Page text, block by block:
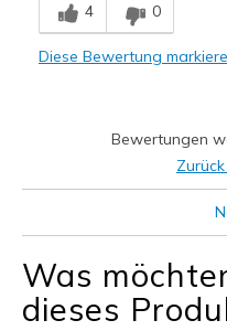
Comfortable
Wear Out Quickly
Casual Wear
Travel
4 0
Diese Bewertung
Bewertungen
Was
dieses